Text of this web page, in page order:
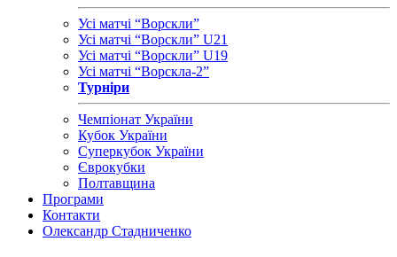
Усі матчі “Ворскли”
Усі матчі “Ворскли” U21
Усі матчі “Ворскли” U19
Усі матчі “Ворскла-2”
Турніри
Чемпіонат України
Кубок України
Суперкубок України
Єврокубки
Полтавщина
Програми
Контакти
Олександр Стадниченко